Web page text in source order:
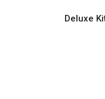
Deluxe